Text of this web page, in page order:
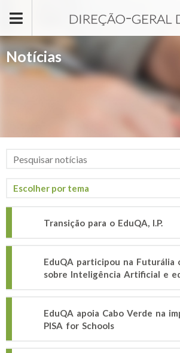
Notícias
Transição para o EduQA, I.P.
EduQA participou na Futurália
sobre Inteligência Artificial e
EduQA apoia Cabo Verde na
PISA for Schools